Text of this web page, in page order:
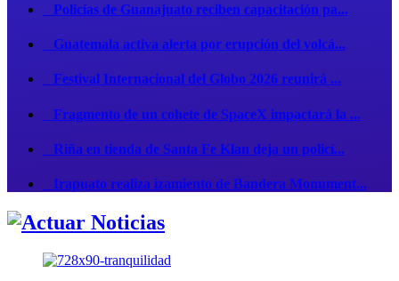
Policías de Guanajuato reciben capacitación pa...
Guatemala activa alerta por erupción del volcá...
Festival Internacional del Globo 2026 reunirá ...
Fragmento de un cohete de SpaceX impactará la ...
Riña en tienda de Santa Fe Klan deja un policí...
Irapuato realiza izamiento de Bandera Monument...